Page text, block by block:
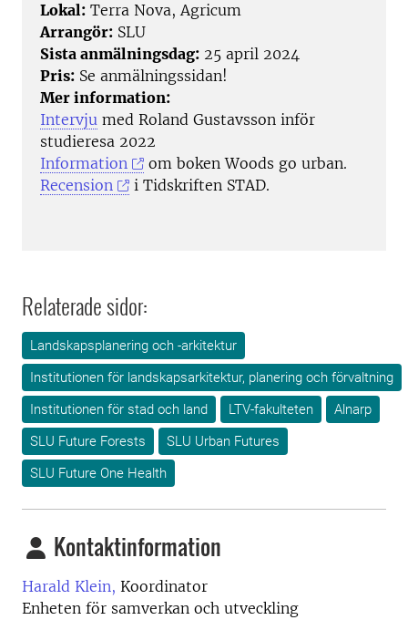
Lokal: Terra Nova, Agricum
Arrangör: SLU
Sista anmälningsdag: 25 april 2024
Pris: Se anmälningssidan!
Mer information:
Intervju med Roland Gustavsson inför
studieresa 2022
Information
om boken Woods go urban.
Recension
i Tidskriften STAD.
Relaterade sidor:
Landskapsplanering och -arkitektur
Institutionen för landskapsarkitektur, planering och förvaltning
Institutionen för stad och land
LTV-fakulteten
Alnarp
SLU Future Forests
SLU Urban Futures
SLU Future One Health
Kontaktinformation
Harald Klein, Koordinator
Enheten för samverkan och utveckling